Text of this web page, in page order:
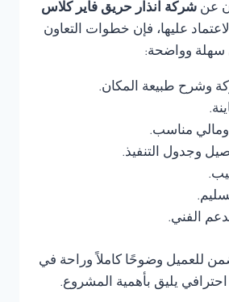
عن شركة انذار حريق فاير كلاس
عليها، فإن خطوات التعاون
سهلة وواضحة:
وشرح طبيعة المكان.
مناسب.
وجدول التنفيذ.
الفني.
للعميل وضوحًا كاملاً وراحة في
احترافي يليق بأهمية المشروع.